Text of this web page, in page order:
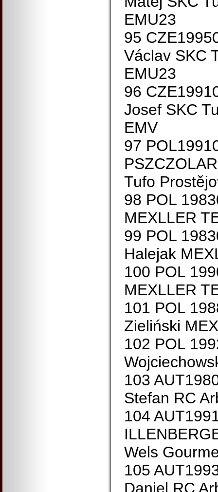
EMU23
95
Václav SKC
EMU23
96
Josef SKC
EMV
97
Tufo
98 POL
MEXLLER
99 POL
Halejak
100 POL
MEXLLER
101 POL
Zieliński
102 POL
103
Stefan RC
104
Wels
105
Daniel RC